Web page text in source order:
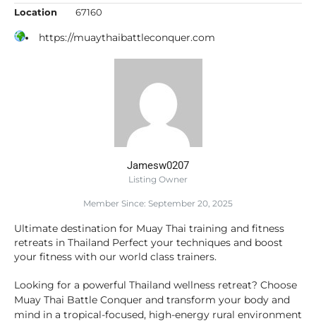
Location 67160
https://muaythaibattleconquer.com
Jamesw0207
Listing Owner
Member Since: September 20, 2025
Ultimate destination for Muay Thai training and fitness
retreats in Thailand Perfect your techniques and boost
your fitness with our world class trainers.
Looking for a powerful Thailand wellness retreat? Choose
Muay Thai Battle Conquer and transform your body and
mind in a tropical-focused, high-energy rural environment